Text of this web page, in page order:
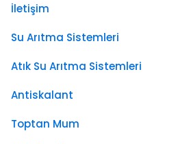
İletişim
Su Arıtma Sistemleri
Atık Su Arıtma Sistemleri
Antiskalant
Toptan Mum